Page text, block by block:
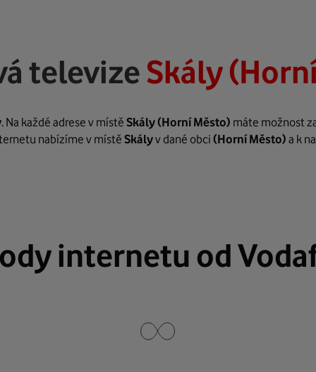
televizeSkály
. Na každé adrese v místě Skály(Horní Město) máte možnost
nabízíme v místě Skályv dané obci (Horní Město) a k
internetu od